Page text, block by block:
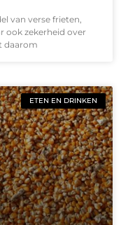
van verse frieten,
ook zekerheid over
daarom
ETEN EN DRINKEN